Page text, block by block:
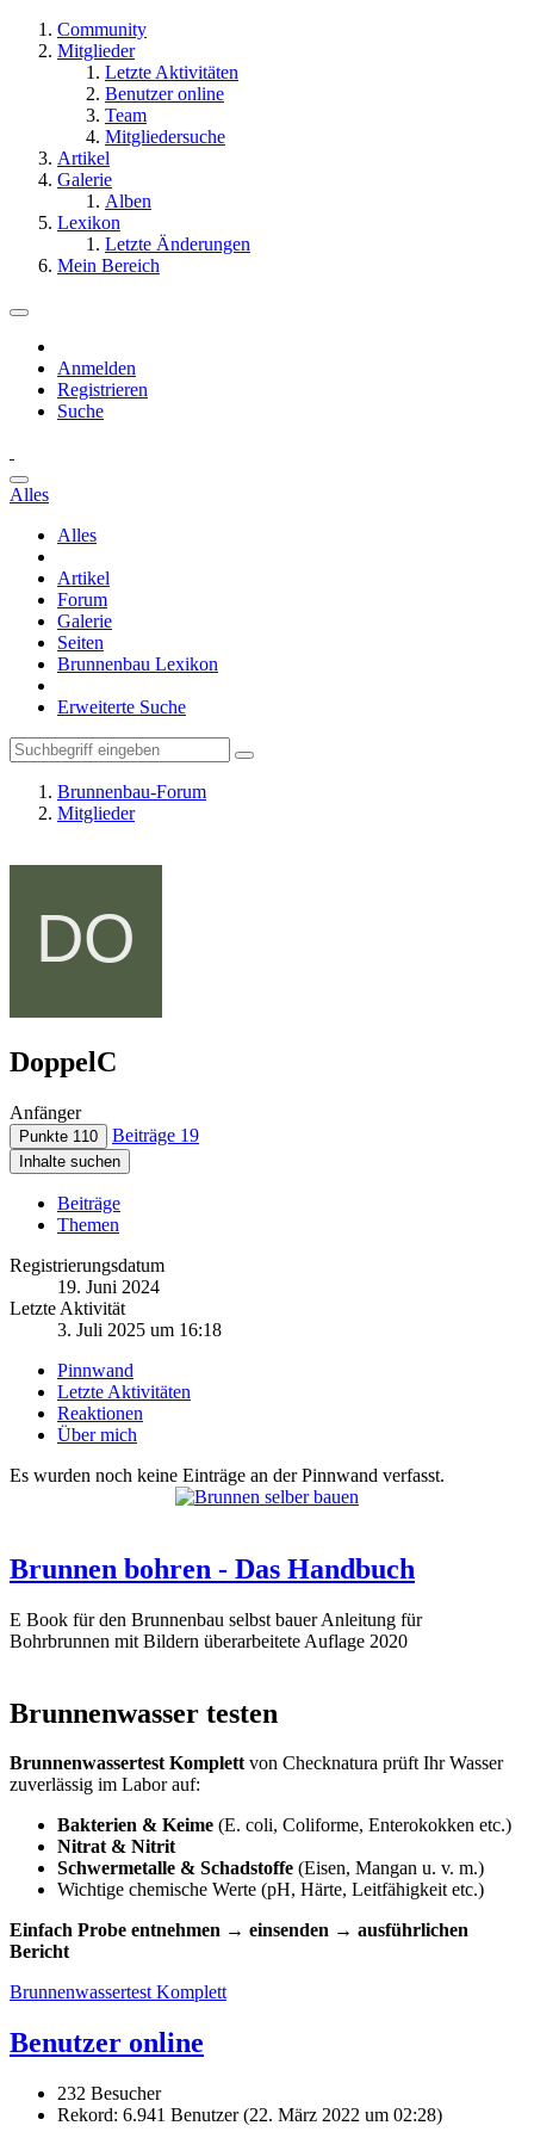
Community
Mitglieder
Letzte Aktivitäten
Benutzer online
Team
Mitgliedersuche
Artikel
Galerie
Alben
Lexikon
Letzte Änderungen
Mein Bereich
Anmelden
Registrieren
Suche
Alles
Alles
Artikel
Forum
Galerie
Seiten
Brunnenbau Lexikon
Erweiterte Suche
Brunnenbau-Forum
Mitglieder
DoppelC
Anfänger
Punkte 110 Beiträge 19
Inhalte suchen
Beiträge
Themen
Registrierungsdatum
19. Juni 2024
Letzte Aktivität
3. Juli 2025 um 16:18
Pinnwand
Letzte Aktivitäten
Reaktionen
Über mich
Es wurden noch keine Einträge an der Pinnwand verfasst.
Brunnen bohren - Das Handbuch
E Book für den Brunnenbau selbst bauer Anleitung für
Bohrbrunnen mit Bildern überarbeitete Auflage 2020
Brunnenwasser testen
Brunnenwassertest Komplettvon Checknatura prüft Ihr Wasser
zuverlässig im Labor auf:
Bakterien & Keime (E. coli, Coliforme, Enterokokken etc.)
Nitrat & Nitrit
Schwermetalle & Schadstoffe (Eisen, Mangan u. v. m.)
Wichtige chemische Werte (pH, Härte, Leitfähigkeit etc.)
Einfach Probe entnehmen → einsenden → ausführlichen
Bericht
Brunnenwassertest Komplett
Benutzer online
232 Besucher
Rekord: 6.941 Benutzer (22. März 2022 um 02:28)